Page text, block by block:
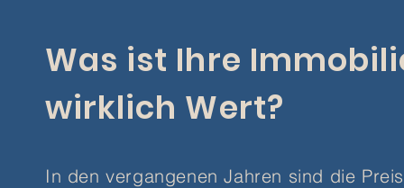
Was ist Ihre
wirklich Wert?
In den vergangenen Jahren sind die